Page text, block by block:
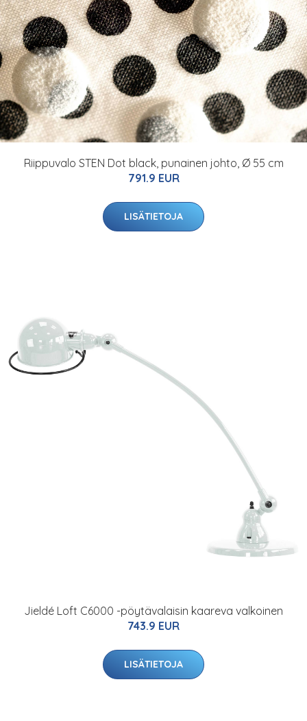
Riippuvalo STEN Dot black, punainen johto, Ø 55 cm
791.9 EUR
LISÄTIETOJA
Jieldé Loft C6000 -pöytävalaisin kaareva valkoinen
743.9 EUR
LISÄTIETOJA